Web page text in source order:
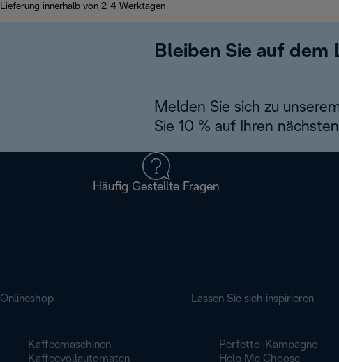
Lieferung innerhalb von 2-4 Werktagen
Bleiben Sie auf dem
Melden Sie sich zu
Sie 10 % auf Ihren
Häufig Gestellte Fragen
Onlineshop
Kaffeemaschinen
Kaffeevollautomaten
Lassen Sie sich inspirieren
Perfetto-Kampagne
Help Me Choose